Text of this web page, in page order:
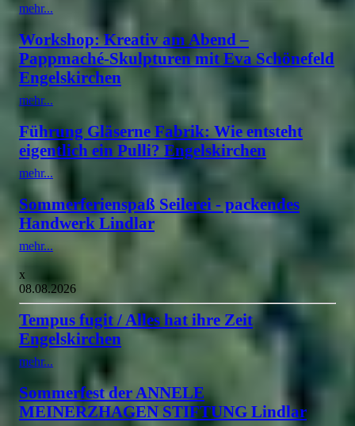
mehr...
Workshop: Kreativ am Abend –
Pappmaché-Skulpturen mit Eva Schönefeld
Engelskirchen
mehr...
Führung Gläserne Fabrik: Wie entsteht
eigentlich ein Pulli? Engelskirchen
mehr...
Sommerferienspaß Seilerei - packendes
Handwerk Lindlar
mehr...
x
08.08.2026
Tempus fugit / Alles hat ihre Zeit
Engelskirchen
mehr...
Sommerfest der ANNELE
MEINERZHAGEN STIFTUNG Lindlar